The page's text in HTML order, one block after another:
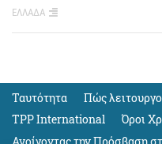
ΕΛΛΑΔΑ
Ταυτότητα Πώς
TPP International
Όροι